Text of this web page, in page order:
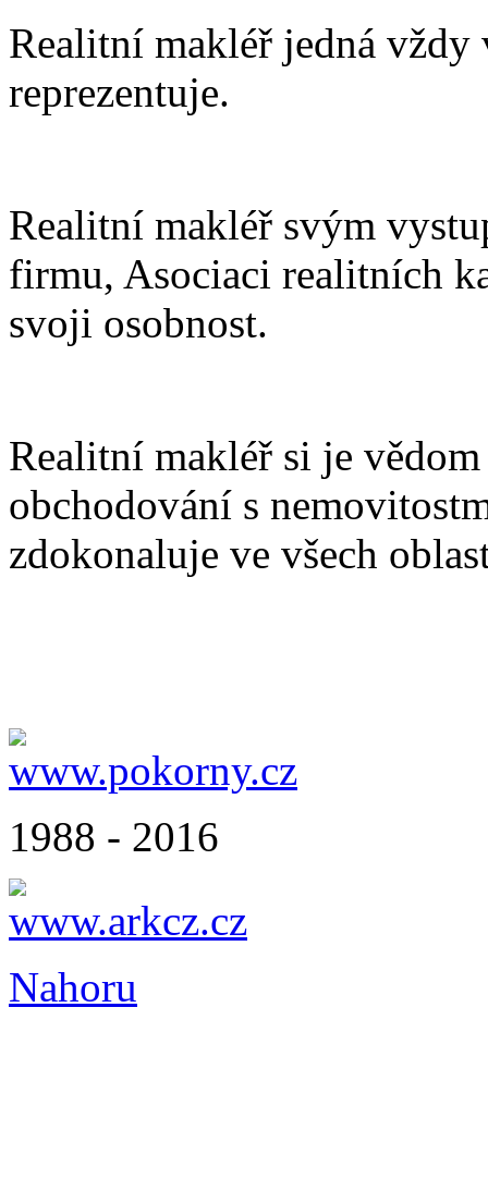
Realitní makléř jedná
reprezentuje.
Realitní makléř svým
firmu, Asociaci realitních
svoji osobnost.
Realitní makléř si je
obchodování s
zdokonaluje ve všech
1988 - 2016
Nahoru